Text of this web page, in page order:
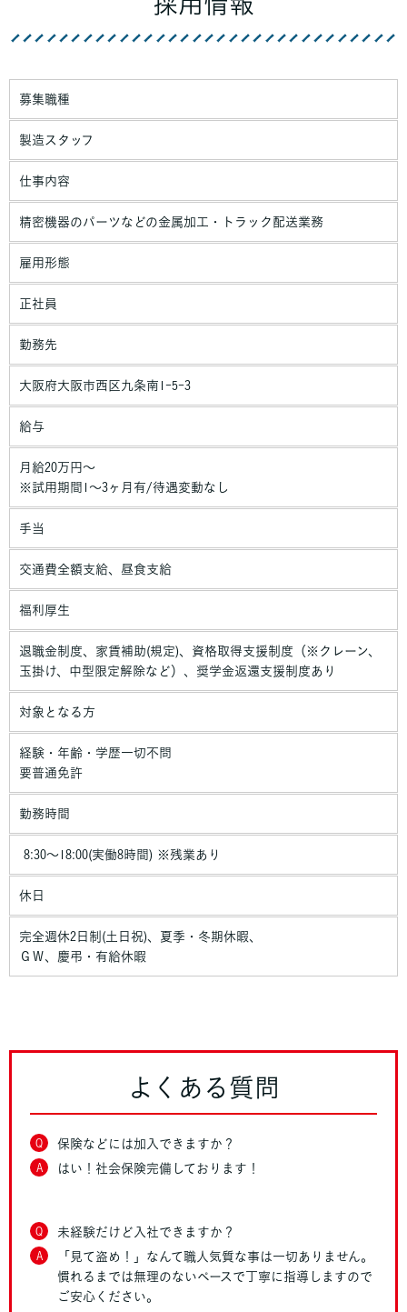
募集職種
製造スタッフ
仕事内容
精密機器のパーツなどの金属加工・トラック配送業務
雇用形態
正社員
勤務先
大阪府大阪市西区九条南1-5-3
給与
月給20万円～
※試用期間1～3ヶ月有/待遇変動なし
手当
交通費全額支給、昼食支給
福利厚生
退職金制度、家賃補助(規定)、資格取得支援制度（※クレーン、
玉掛け、中型限定解除など）、奨学金返還支援制度あり
対象となる方
経験・年齢・学歴一切不問
要普通免許
勤務時間
8:30～18:00(実働8時間) ※残業あり
休日
完全週休2日制(土日祝)、夏季・冬期休暇、
ＧＷ、慶弔・有給休暇
よくある質問
Q 保険などには加入できますか？
A はい！社会保険完備しております！
Q 未経験だけど入社できますか？
A
「見て盗め！」なんて職人気質な事は一切ありません。
慣れるまでは無理のないペースで丁寧に指導しますので
ご安心ください。